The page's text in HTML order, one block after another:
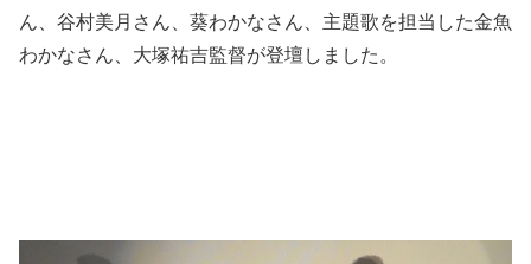
ん、谷村美月さん、葵わかなさん、主題歌を担当した金魚
わかなさん、大塚祐吉監督が登壇しました。